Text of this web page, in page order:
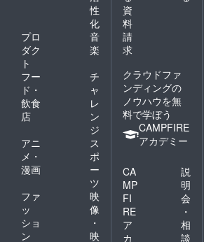
性
化
プロ
ダク
ト
音
楽
フー
ド・
飲食
店
チ
ャ
レ
ン
ジ
アニ
メ・
漫画
ス
ポ
ー
ツ
ファ
ッ
ショ
ン
映
像
・
映
資
料
請
求
クラウドファ
ンディングの
ノウハウを無
料で学ぼう
CAMPFIRE
アカデミー
CA
MP
FI
RE
ア
カ
説
明
会
・
相
談